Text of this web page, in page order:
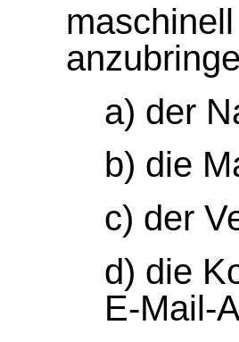
a) der
b) die
c) der
d) die
E-Mail-